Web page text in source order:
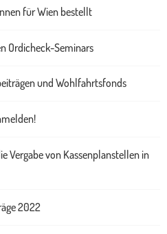
für Wien bestellt
Ordicheck-Seminars
und Wohlfahrtsfonds
Vergabe von Kassenplanstellen in
2022